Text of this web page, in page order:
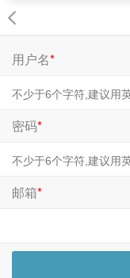
用户名*
密码*
邮箱*